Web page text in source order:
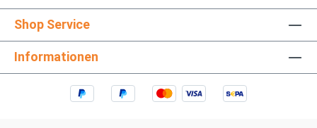
Shop Service
Informationen